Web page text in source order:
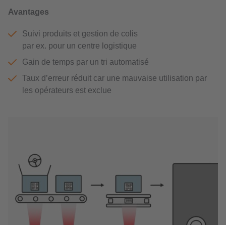
Avantages
Suivi produits et gestion de colis
par ex. pour un centre logistique
Gain de temps par un tri automatisé
Taux d’erreur réduit car une mauvaise utilisation par
les opérateurs est exclue